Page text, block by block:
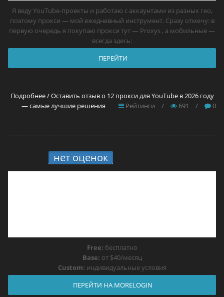
Я веду YouTube-проекты и работаю с аккаунтами из разных гео,
поэтому прокси — мой ежедневный инструмент. Сразу отмечу: в
первую очередь я покупаю прокси тут — Proxys , а мобильные —
всегда здесь:
ПЕРЕЙТИ
Подробнее / Оставить отзыв о 12 прокси для YouTube в 2026 году
— самые лучшие решения
Рейтинги / 691 / 0
нет оценок
Free: бесплатно
Base: от $40/месяц
Custom: индивидуальные условия
ПЕРЕЙТИ НА MORELOGIN